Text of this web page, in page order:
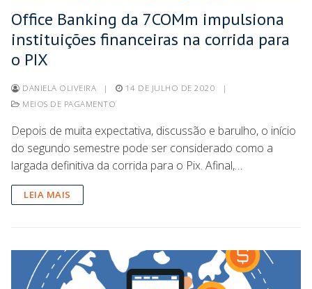
Office Banking da 7COMm impulsiona
instituições financeiras na corrida para
o PIX
DANIELA OLIVEIRA | 14 DE JULHO DE 2020
|
MEIOS DE PAGAMENTO
Depois de muita expectativa, discussão e barulho, o início
do segundo semestre pode ser considerado como a
largada definitiva da corrida para o Pix. Afinal,…
LEIA MAIS